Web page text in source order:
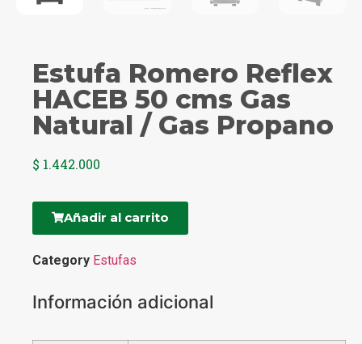
Estufa Romero Reflex
HACEB 50 cms Gas
Natural / Gas Propano
$ 1.442.000
Añadir al carrito
Category Estufas
Información adicional